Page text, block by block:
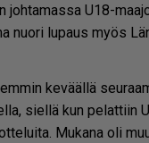
joh­ta­mas­sa U18-
nuo­ri lu­paus myös
ke­vääl­lä
siel­lä kun pe­lat­tiin
Mu­ka­na oli